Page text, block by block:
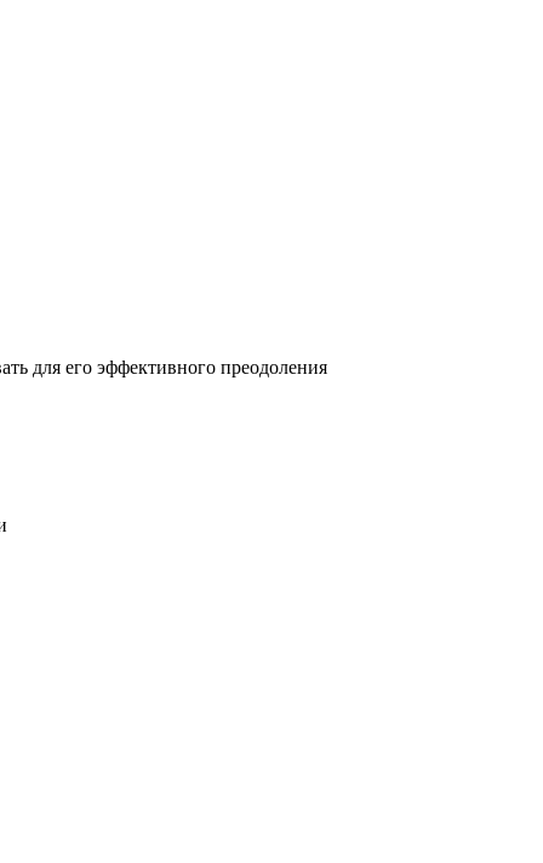
для его эффективного преодоления